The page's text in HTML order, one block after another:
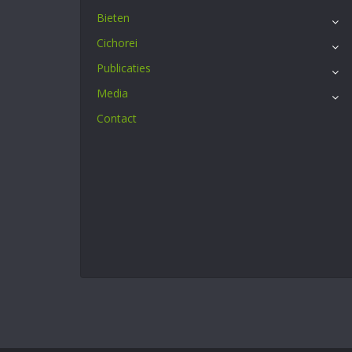
Bieten
Cichorei
Publicaties
Media
Contact